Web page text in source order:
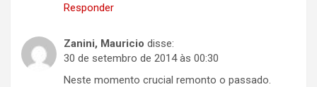
Responder
Zanini, Mauricio disse:
30 de setembro de 2014 às 00:30
Neste momento crucial remonto o passado.